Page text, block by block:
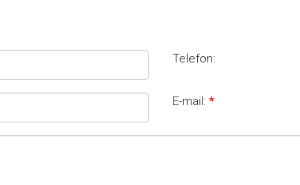
Telefon:
E-mail: